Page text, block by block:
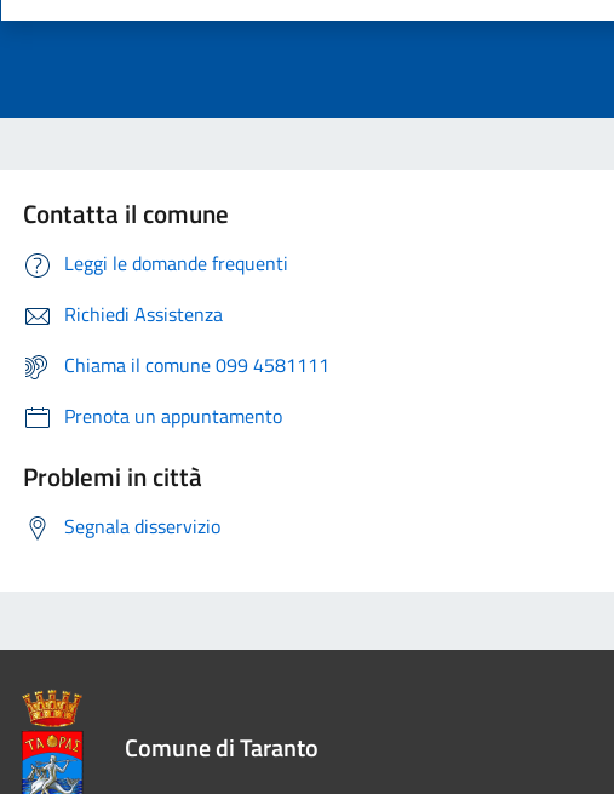
Contatta il comune
Leggi le domande frequenti
Richiedi Assistenza
Chiama il comune 099 4581111
Prenota un appuntamento
Problemi in città
Segnala disservizio
Comune di Taranto